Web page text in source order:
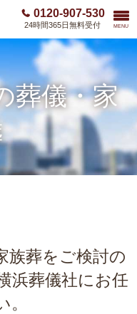
0120-907-530
24時間365日無料受付 MENU
葬儀・家
族葬をご検討の
浜葬儀社にお任
。